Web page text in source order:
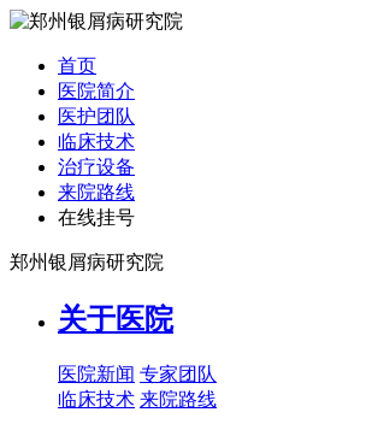
首页
医院简介
医护团队
临床技术
治疗设备
来院路线
在线挂号
郑州银屑病研究院
关于医院
医院新闻 专家团队
临床技术 来院路线